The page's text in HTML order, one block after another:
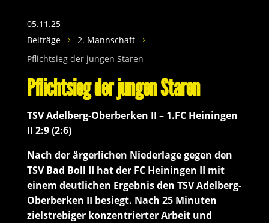
05.11.25
Beiträge
5 2. Mannschaft 5
Pflichtsieg der jungen Staren
Pflichtsieg der jungen Staren
TSV Adelberg-Oberberken II – 1.FC Heiningen
II 2:9 (2:6)
Nach der ärgerlichen Niederlage gegen den
TSV Bad Boll II hat der FC Heiningen II mit
einem deutlichen Ergebnis den TSV Adelberg-
Oberberken II besiegt. Nach 25 Minuten
zielstrebiger konzentrierter Arbeit und